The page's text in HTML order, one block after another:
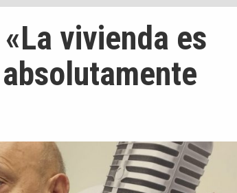
vivienda es